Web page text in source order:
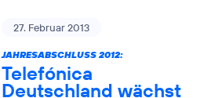
27. Februar 2013
JAHRESABSCHLUSS 2012:
Telefónica
Deutschland wächst